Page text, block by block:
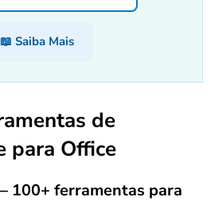
📖 Saiba Mais
de
para Office
– 100+ ferramentas para